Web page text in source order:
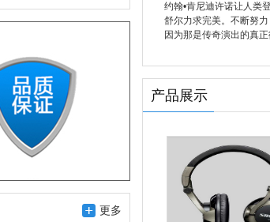
更多
约翰•肯尼迪许诺让人类
舒尔力求完美。不断努
因为那是传奇演出的真正
产品展示